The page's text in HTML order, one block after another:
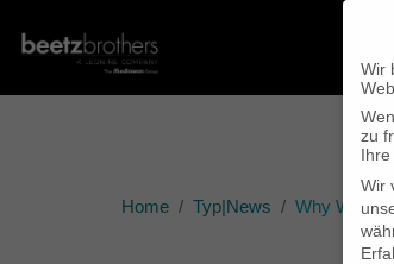
Home Typ|News Why We
Wir
zu
Wir